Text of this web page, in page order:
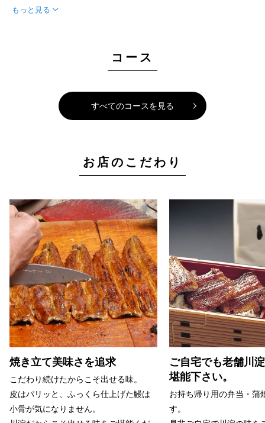
もっと見る
コース
すべてのコースを見る
お店のこだわり
焼き立て美味さを追求
こだわり続けたからこそ出せる味。
皮はパリッと、ふっくら仕上げた鰻は
小骨が気になりません。
ご自宅でも老舗川
堪能下さい。
お持ち帰り用の弁当・蒲
す。